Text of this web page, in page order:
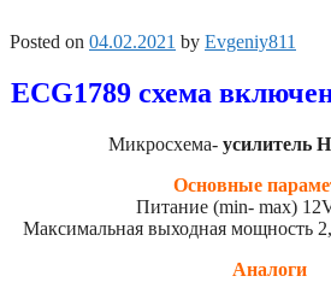
Posted on 04.02.2021 by Evgeniy811
ECG1789 схема
Микросхема- усилитель
Основные
Питание (min- max)
Максимальная выходная мощность
Аналоги